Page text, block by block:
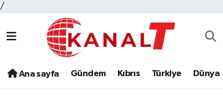
/
Ana sayfa Gündem Kıbrıs Türkiye Dünya